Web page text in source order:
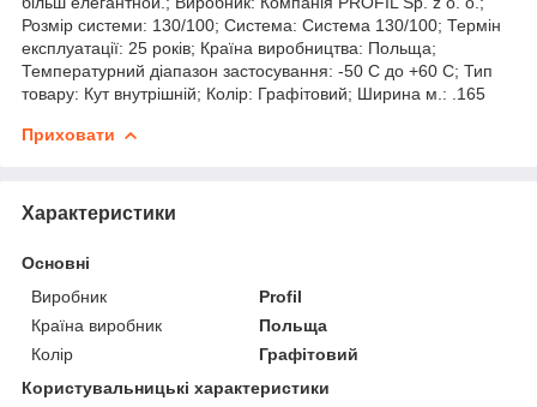
Розмір системи: 130/100; Система: Система 130/100; Термін
експлуатації: 25 років; Країна виробництва: Польща;
Температурний діапазон застосування: -50 С до +60 С; Тип
товару: Кут внутрішній; Колір: Графітовий; Ширина м.: .165
Приховати
Характеристики
Основні
Виробник
Profil
Країна виробник
Польща
Колір
Графітовий
Користувальницькі характеристики